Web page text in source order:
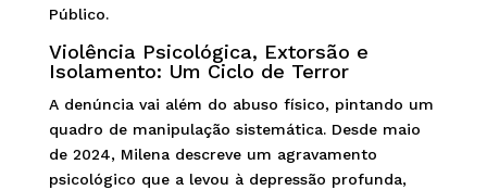
Público.
Violência Psicológica, Extorsão e
Isolamento: Um Ciclo de Terror
A denúncia vai além do abuso físico, pintando um
quadro de manipulação sistemática. Desde maio
de 2024, Milena descreve um agravamento
psicológico que a levou à depressão profunda,